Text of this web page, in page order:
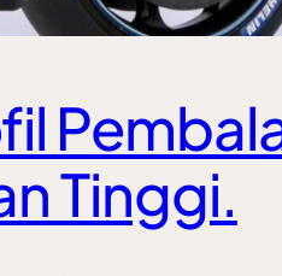
Tinggi.